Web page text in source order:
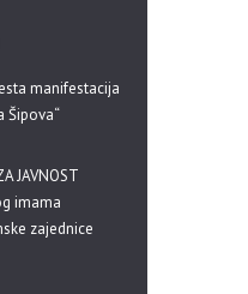
manifestacija
Šipova“
JAVNOST
imama
zajednice